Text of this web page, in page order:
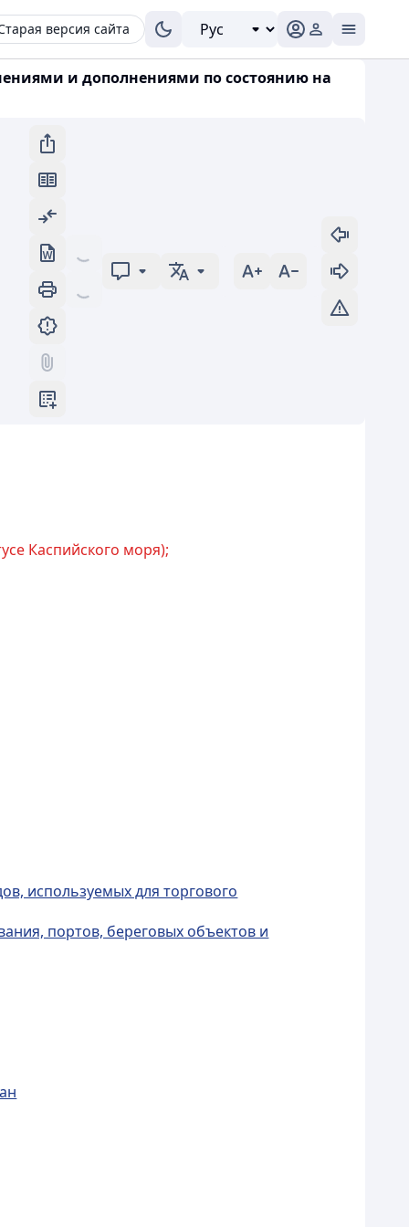
версия сайта
и дополнениями по состоянию на
Каспийского моря);
используемых для торгового
портов, береговых объектов и